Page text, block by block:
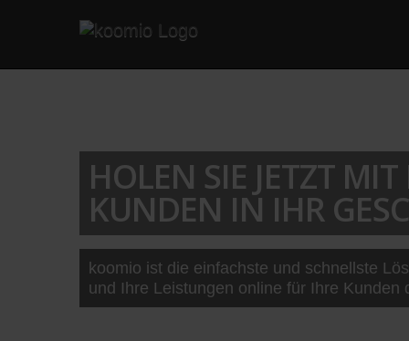
HOLEN SIE JETZT
KUNDEN IN IHR
koomio ist die einfachste und schnellste
und Ihre Leistungen online für Ihre Kunden